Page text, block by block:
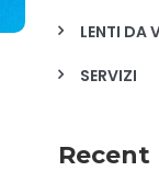
LENTI DA
SERVIZI
Recent